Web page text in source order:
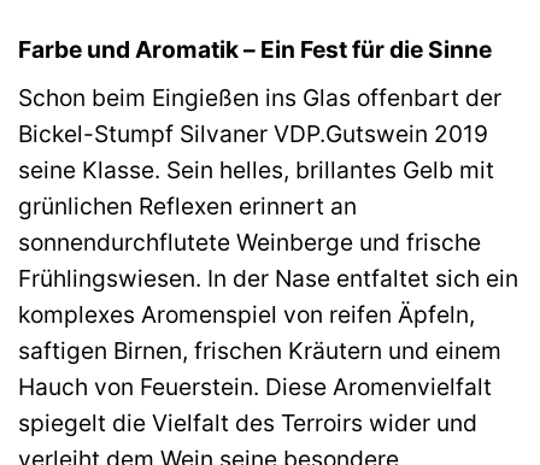
Farbe und Aromatik – Ein Fest für die Sinne
Schon beim Eingießen ins Glas offenbart der
Bickel-Stumpf Silvaner VDP.Gutswein 2019
seine Klasse. Sein helles, brillantes Gelb mit
grünlichen Reflexen erinnert an
sonnendurchflutete Weinberge und frische
Frühlingswiesen. In der Nase entfaltet sich ein
komplexes Aromenspiel von reifen Äpfeln,
saftigen Birnen, frischen Kräutern und einem
Hauch von Feuerstein. Diese Aromenvielfalt
spiegelt die Vielfalt des Terroirs wider und
verleiht dem Wein seine besondere